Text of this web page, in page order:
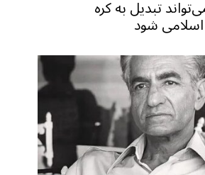
تبدیل به کره
شود